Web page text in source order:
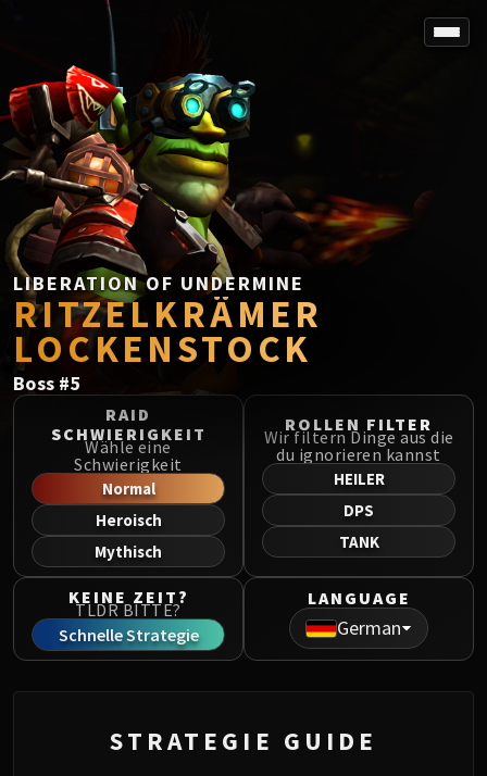
SPOREFALL
Rotmire
VS / DR / MQD
Imperator Averzian
Vorasius
Vaelgor & Ezzorak
Fallen-King Salhadaar
Lightblinded Vanguard
Crown of the Cosmos
Chimaerus the Undreamt God
Belo'ren, Child of Al'ar
SIEGE OF ORGRIMMAR
Immerseus
Fallen Protectors
Norushen
Sha of Pride
Galakras
Iron Juggernaut
Kor'kron Dark Shaman
General Nazgrim
Malkorok
Spoils of Pandaria
Siegecrafter Blackfuse
LIBERATION OF UNDERMINE
RITZELKRÄMER
LOCKENSTOCK
Boss #5
RAID
SCHWIERIGKEIT
Wähle eine
Schwierigkeit
Normal
Heroisch
Mythisch
ROLLEN FILTER
Wir filtern Dinge aus die
du ignorieren kannst
HEILER
DPS
TANK
KEINE ZEIT?
TLDR BITTE?
Schnelle Strategie
LANGUAGE
German
STRATEGIE GUIDE